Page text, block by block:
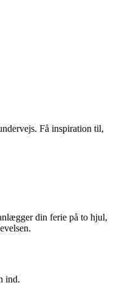
Få inspiration til,
din ferie på to hjul,
ind.